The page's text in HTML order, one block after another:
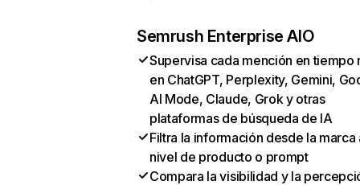
Semrush Enterprise AIO
Supervisa cada mención en tiempo
en ChatGPT, Perplexity, Gemini,
AI Mode, Claude, Grok y otras
plataformas de búsqueda de IA
Filtra la información desde la marca
nivel de producto o prompt
Compara la visibilidad y la